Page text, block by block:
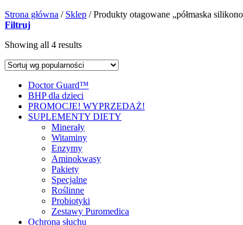
Strona główna / Sklep /Produkty otagowane „półmaska
Filtruj
Showing all 4 results
Doctor Guard™
BHP dla dzieci
PROMOCJE! WYPRZEDAŻ!
SUPLEMENTY DIETY
Minerały
Witaminy
Enzymy
Aminokwasy
Pakiety
Specjalne
Roślinne
Probiotyki
Zestawy Puromedica
Ochrona słuchu